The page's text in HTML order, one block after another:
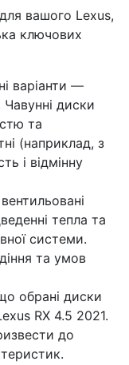
вашого Lexus,
ключових
варіанти —
Чавунні диски
та
(наприклад, з
і відмінну
тепла та
системи.
та умов
обрані диски
RX 4.5 2021.
до